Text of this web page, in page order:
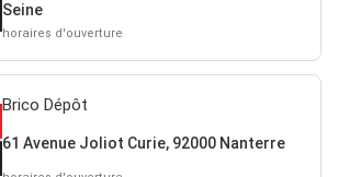
Seine
horaires d'ouverture
Brico Dépôt
61 Avenue Joliot Curie, 92000 Nanterre